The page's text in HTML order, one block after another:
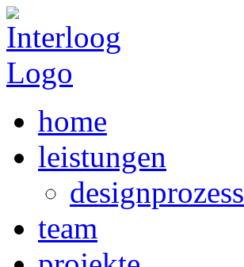
home
leistungen
designprozess
team